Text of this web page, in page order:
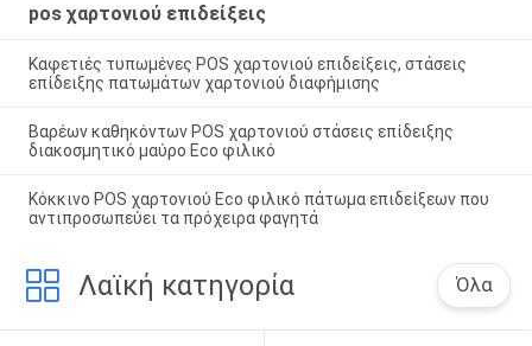
pos χαρτονιού επιδείξεις
Καφετιές τυπωμένες POS χαρτονιού επιδείξεις, στάσεις
επίδειξης πατωμάτων χαρτονιού διαφήμισης
Βαρέων καθηκόντων POS χαρτονιού στάσεις επίδειξης
διακοσμητικό μαύρο Eco φιλικό
Κόκκινο POS χαρτονιού Eco φιλικό πάτωμα επιδείξεων που
αντιπροσωπεύει τα πρόχειρα φαγητά
Λαϊκή κατηγορία Όλα